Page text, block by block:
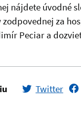
nájdete úvodné
za
Peciar a
Twitter